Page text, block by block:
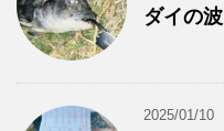
ダイの波
2025/01/10